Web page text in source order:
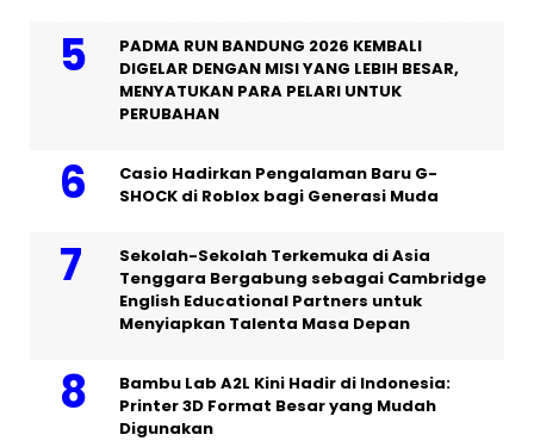
PADMA RUN BANDUNG 2026 KEMBALI
DIGELAR DENGAN MISI YANG LEBIH BESAR,
MENYATUKAN PARA PELARI UNTUK
PERUBAHAN
Casio Hadirkan Pengalaman Baru G-
SHOCK di Roblox bagi Generasi Muda
Sekolah-Sekolah Terkemuka di Asia
Tenggara Bergabung sebagai Cambridge
English Educational Partners untuk
Menyiapkan Talenta Masa Depan
Bambu Lab A2L Kini Hadir di Indonesia:
Printer 3D Format Besar yang Mudah
Digunakan